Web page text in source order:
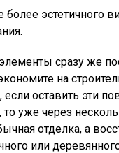
более эстетичного
сразу же
на
оставить эти
уже через
отделка, а
или